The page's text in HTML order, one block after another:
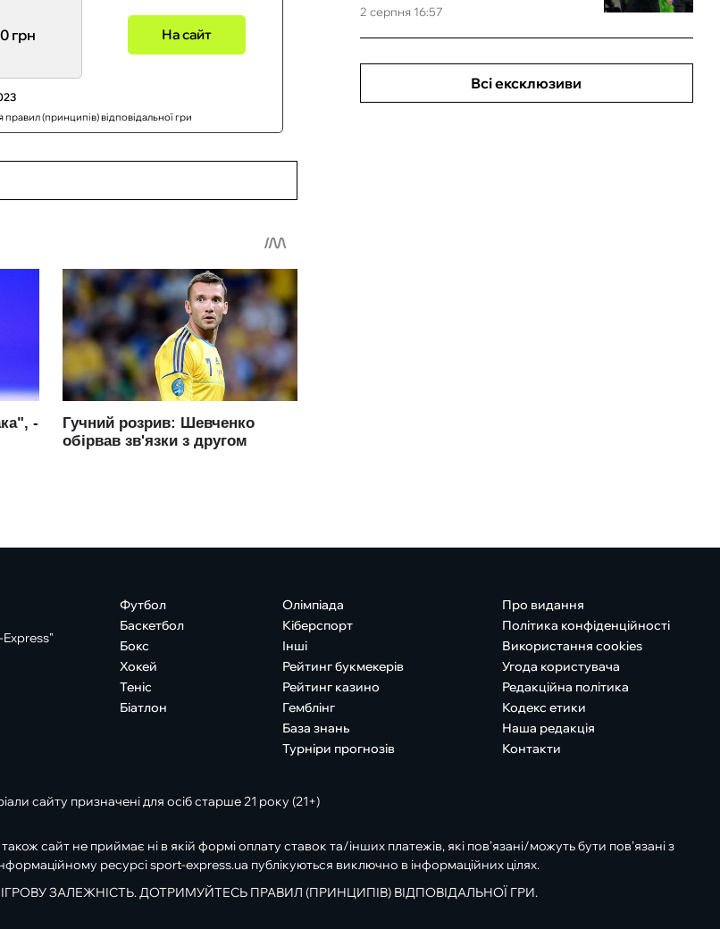
грн На сайт
(принципів) відповідальної гри
2 серпня 16:57
Всі ексклюзиви
Футбол
Баскетбол
Бокс
Хокей
Теніс
Біатлон
Олімпіада
Кіберспорт
Інші
Рейтинг букмекерів
Рейтинг казино
Гемблінг
База знань
Турніри прогнозів
Про видання
Політика конфіденційності
Використання cookies
Угода користувача
Редакційна політика
Кодекс етики
Наша редакція
Контакти
сайту призначені для осіб старше 21 року (21+)
сайт не приймає ні в якій формі оплату ставок та/інших платежів, які пов’язані/можуть бути пов’язані з
ресурсі sport-express.ua публікуються виключно в інформаційних цілях.
ЗАЛЕЖНІСТЬ. ДОТРИМУЙТЕСЬ ПРАВИЛ (ПРИНЦИПІВ) ВІДПОВІДАЛЬНОЇ ГРИ.